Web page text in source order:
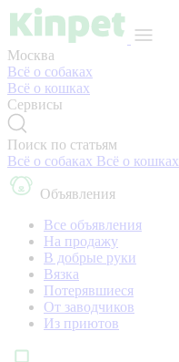
Москва
Всё о собаках
Всё о кошках
Сервисы
Поиск по статьям
Всё о собаках Всё о кошках
Объявления
Все объявления
На продажу
В добрые руки
Вязка
Потерявшиеся
От заводчиков
Из приютов